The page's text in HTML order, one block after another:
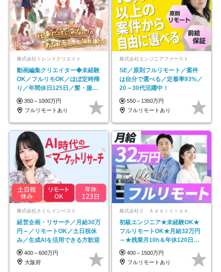
株式会社トレンドクリエイト
動画編集クリエイター◆未経験
OK／フルリモOK／ほぼ定時帰
り／年間休日125日／髪・服・
ネイル自由／副業OK
350～1000万円
フルリモートあり
株式会社エンジニアファースト
SE／原則フルリモート／案件
は自分で選べる／定着率93%／
20～30代活躍中！
550～1350万円
フルリモートあり
株式会社さくらインベスト
経営企画・リサーチ／月給30万
円～／リモートOK／土日祝休
み／生成AIを活用できる方歓迎
400～600万円
大阪府
株式会社Ｃ Ａｄｄｉｔｉｏｎ
初級エンジニア★未経験OK★
フルリモートOK★月給32万円
～★残業月10h＆年休120日以
上★副業可
400～1500万円
フルリモートあり